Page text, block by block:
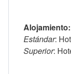
Alojamiento:
Estándar:
Superior: